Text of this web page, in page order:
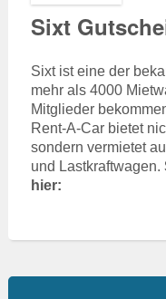
Sixt
Sixt ist eine der
mehr als 4000
Mitglieder
Rent-A-Car bietet
sondern vermietet
und Lastkraftwagen.
hier: